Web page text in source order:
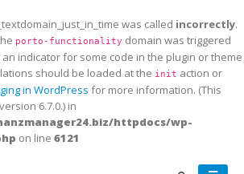
was called incorrectly.
porto-functionality domain was triggered
indicator for some code in the plugin or theme
should be loaded at the init action or
in WordPress for more information. (This
6.7.0.) in
httpdocs/wp-
on line 6121